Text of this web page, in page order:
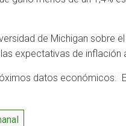
de Michigan sobre
expectativas de inflación
datos económicos.